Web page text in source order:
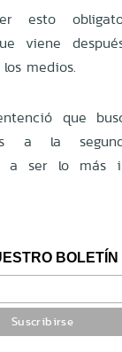
esto
viene
medios.
que
a la
a ser lo más
BOLETÍN